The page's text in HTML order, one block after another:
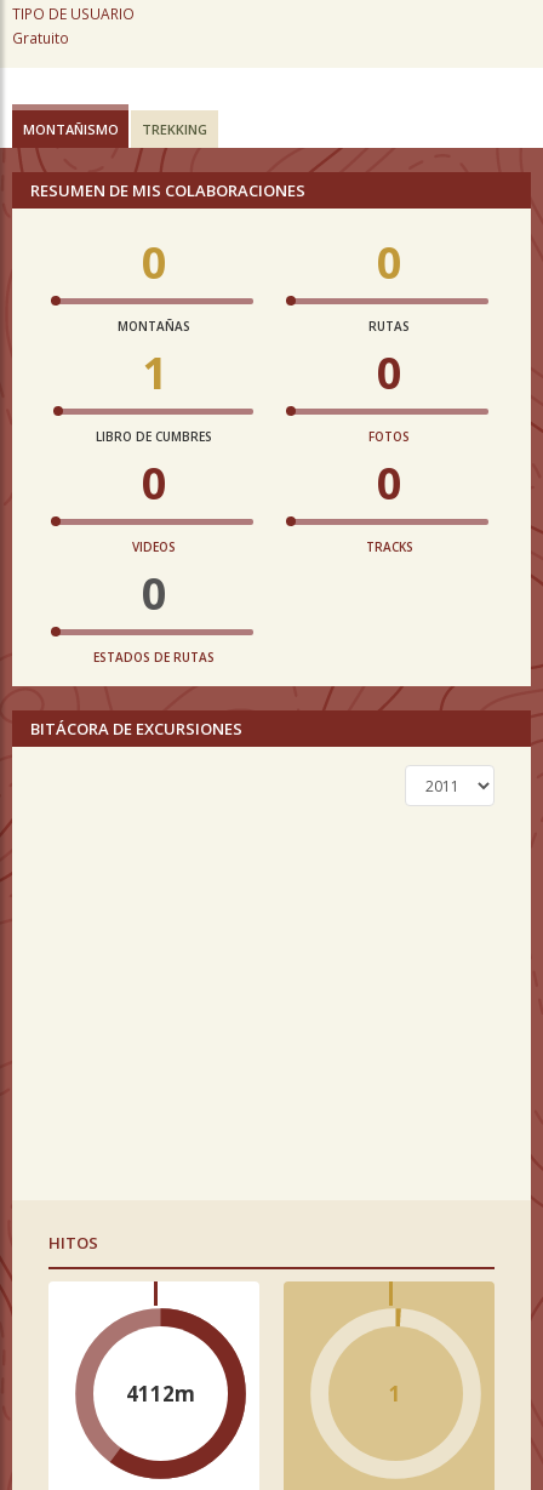
TIPO DE USUARIO
Gratuito
MONTAÑISMO TREKKING
RESUMEN DE MIS COLABORACIONES
0
MONTAÑAS
0
RUTAS
1
LIBRO DE CUMBRES
0
FOTOS
0
VIDEOS
0
TRACKS
0
ESTADOS DE RUTAS
BITÁCORA DE EXCURSIONES
HITOS
4112m 1